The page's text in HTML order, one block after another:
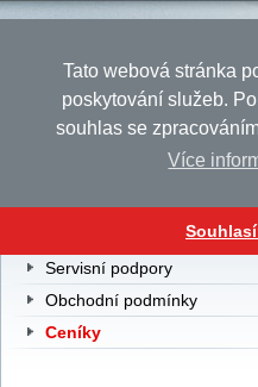
Tato webová stránka
poskytování služeb.
souhlas se
Více
Servisní podpory
Obchodní podmínky
Ceníky